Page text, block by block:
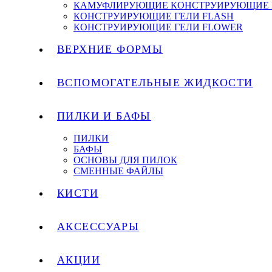
КАМУФЛИРУЮЩИЕ КОНСТРУИРУЮЩИЕ
КОНСТРУИРУЮЩИЕ ГЕЛИ FLASH
КОНСТРУИРУЮЩИЕ ГЕЛИ FLOWER
ВЕРХНИЕ ФОРМЫ
ВСПОМОГАТЕЛЬНЫЕ ЖИДКОСТИ
ПИЛКИ И БАФЫ
ПИЛКИ
БАФЫ
ОСНОВЫ ДЛЯ ПИЛОК
СМЕННЫЕ ФАЙЛЫ
КИСТИ
АКСЕССУАРЫ
АКЦИИ